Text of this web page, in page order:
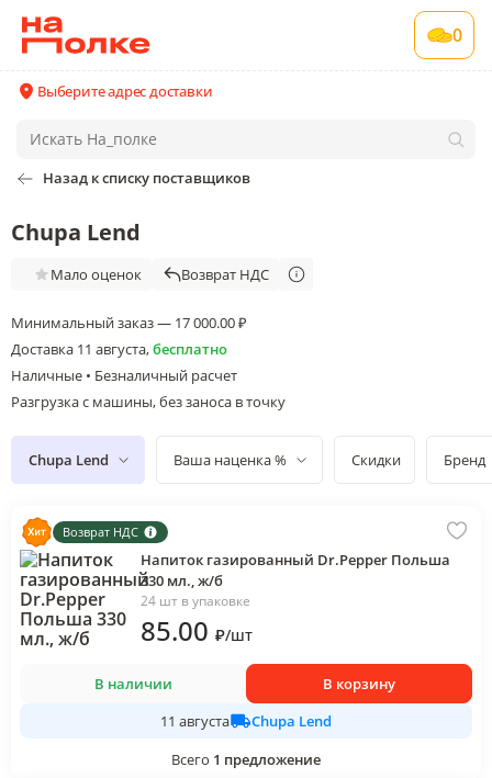
0
Выберите адрес доставки
Назад к списку поставщиков
Chupa Lend
Мало оценок Возврат НДС
Минимальный заказ — 17 000.00 ₽
Доставка 11 августа,бесплатно
Наличные • Безналичный расчет
Разгрузка с машины, без заноса в точку
Chupa Lend Ваша наценка % Скидки Бренд
Возврат НДС
Напиток газированный Dr.Pepper Польша
330 мл., ж/б
24 шт в упаковке
85.00 ₽/шт
В наличии
В корзину
11 августа
Chupa Lend
Всего 1 предложение